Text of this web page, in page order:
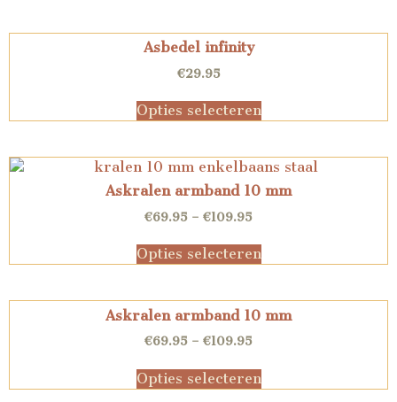
Asbedel infinity
€29.95
Opties selecteren
Askralen armband 10 mm
€69.95 – €109.95
Opties selecteren
Askralen armband 10 mm
€69.95 – €109.95
Opties selecteren